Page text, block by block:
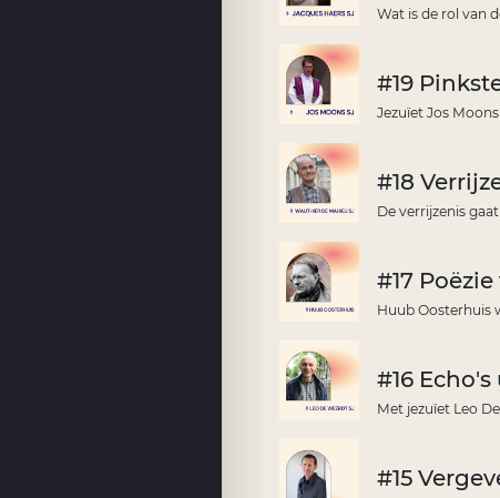
Wat is de rol van
#19
Jezuïet Jos
#18
De verrijzenis
#17
Huub Oosterhuis
#16
Met jezuïet Leo
#15